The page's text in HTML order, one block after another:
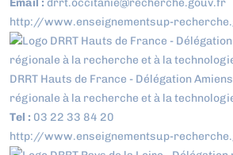
Email : drrt.occitanie@recherche.gouv.fr
http://www.enseignementsup-
DRRT Hauts de France - Délégation
régionale à la recherche et à la
Tel : 03 22 33 84 20
http://www.enseignementsup-